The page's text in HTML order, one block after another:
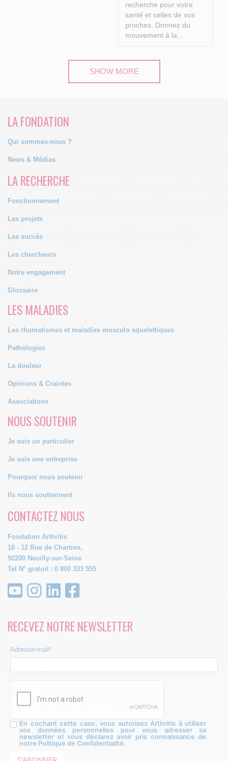
recherche pour votre
santé et celles de vos
proches. Donnez du
mouvement à la...
SHOW MORE
LA FONDATION
Qui sommes-nous ?
News & Médias
LA RECHERCHE
Fonctionnement
Les projets
Les succès
Les chercheurs
Notre engagement
Glossaire
LES MALADIES
Les rhumatismes et maladies musculo squelettiques
Pathologies
La douleur
Opinions & Craintes
Associations
NOUS SOUTENIR
Je suis un particulier
Je suis une entreprise
Pourquoi nous soutenir
Ils nous soutiennent
CONTACTEZ NOUS
Fondation Arthritis
10 - 12 Rue de Chartres,
92200 Neuilly-sur-Seine
Tel N° gratuit : 0 800 333 555
RECEVEZ NOTRE NEWSLETTER
Adresse-mail*
En cochant cette case, vous autorisez Arthritis à utiliser
vos données personnelles pour vous adresser sa
newsletter et vous déclarez avoir pris connaissance de
notre Politique de Confidentialité.